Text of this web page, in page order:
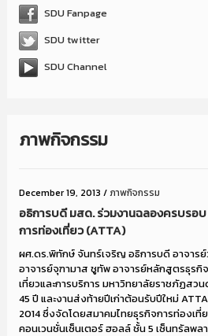
SDU Fanpage
SDU twitter
SDU Channel
ภาพกิจกรรม
December 19, 2013 /ภาพกิจกรรม
อธิการบดี มสด. ร่วมงานฉลองครบรอ
การท่องเที่ยว (ATTA)
ผศ.ดร.พิทักษ์ จันทร์เจริญ อธิการบดี อาจาร
อาจารย์จุฑามาส ชูทัพ อาจารย์หลักสูตรธุรกิ
เที่ยวและการบริการ มหาวิทยาลัยราชภัฏส
45 ปี และงานส่งท้ายปีเก่าต้อนรับปีใหม่
2014 ซึ่งจัดโดยสมาคมไทยธุรกิจการท่องเ
คอนเวนชั่นเซ็นเตอร์ ฮอลล์ ชั้น 5 เซ็นทรัลพล